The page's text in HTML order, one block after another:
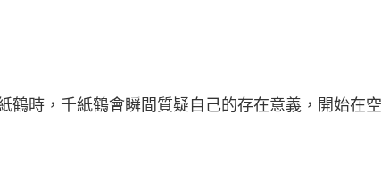
，千紙鶴會瞬間質疑自己的存在意義，開始在